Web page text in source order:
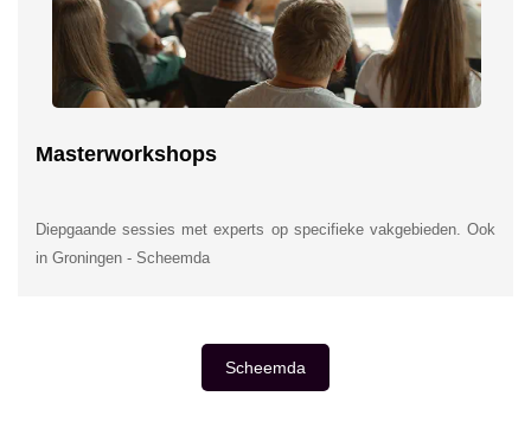
Masterworkshops
Diepgaande sessies met experts op specifieke vakgebieden. Ook
in Groningen - Scheemda
Scheemda